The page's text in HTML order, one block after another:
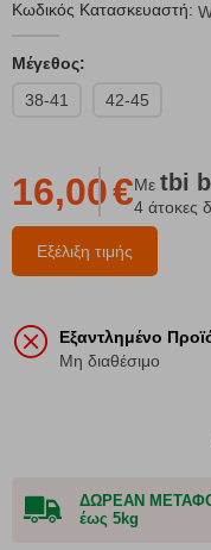
Κωδικός Κατασκευαστή:
Μέγεθος:
38-41
42-45
Εξέλιξη τιμής
16,00€Με tbi
4 άτοκες
Εξαντλημένο
Μη διαθέσιμο
ΔΩΡΕΑΝ
έως 5kg